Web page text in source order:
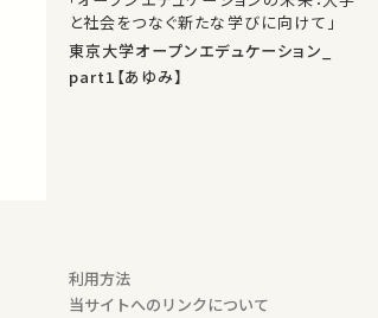
と社会をつなぐ新たな学びに向けて」
東京大学オープンエデュケーション_
part1【あゆみ】
利用方法
当サイトへのリンクについて